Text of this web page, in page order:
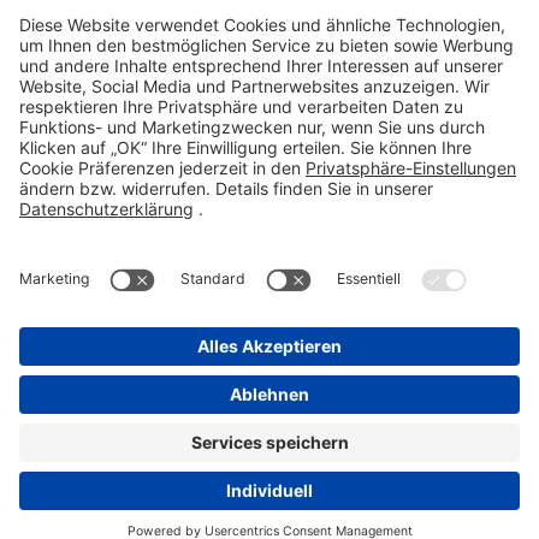
Fax 06101 603-259
info@stada.de
Kontakt
Compliance Reporting Portal ⧉
FOLGEN SIE UNS
Datenschutz
Disclaimer
Pflichtangaben